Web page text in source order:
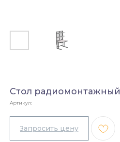
Стол радиомонтажный
Артикул: